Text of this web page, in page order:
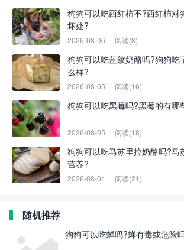
狗狗可以吃西红柿不?西红柿对
坏处?
2026-08-06 阅读(8)
狗狗可以吃蓝纹奶酪吗?狗狗吃
么样?
2026-08-05 阅读(16)
狗狗可以吃黑莓吗?黑莓的有哪
2026-08-05 阅读(18)
狗狗可以吃马苏里拉奶酪吗?马
营养?
2026-08-04 阅读(21)
随机推荐
狗狗可以吃蝉吗?蝉有毒或危险